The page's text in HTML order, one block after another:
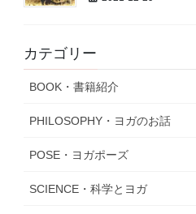
カテゴリー
BOOK・書籍紹介
PHILOSOPHY・ヨガのお話
POSE・ヨガポーズ
SCIENCE・科学とヨガ